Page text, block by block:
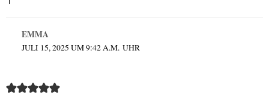
EMMA
JULI 15, 2025 UM 9:42 A.M. UHR